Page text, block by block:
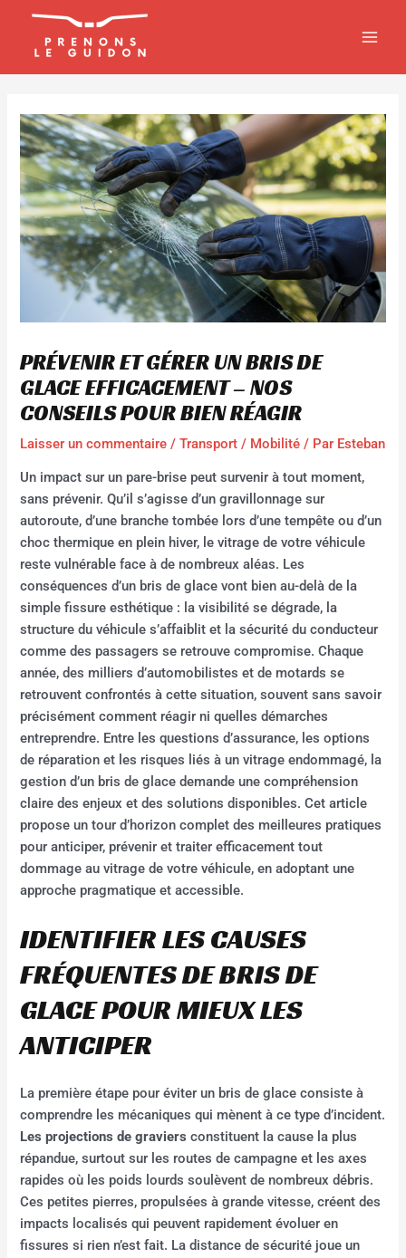
contenu
PRÉVENIR ET GÉRER UN BRIS DE
GLACE EFFICACEMENT – NOS
CONSEILS POUR BIEN RÉAGIR
Laisser un commentaire /Transport / Mobilité / Par Esteban
Un impact sur un pare-brise peut survenir à tout moment,
sans prévenir. Qu’il s’agisse d’un gravillonnage sur
autoroute, d’une branche tombée lors d’une tempête ou d’un
choc thermique en plein hiver, le vitrage de votre véhicule
reste vulnérable face à de nombreux aléas. Les
conséquences d’un bris de glace vont bien au-delà de la
simple fissure esthétique : la visibilité se dégrade, la
structure du véhicule s’affaiblit et la sécurité du conducteur
comme des passagers se retrouve compromise. Chaque
année, des milliers d’automobilistes et de motards se
retrouvent confrontés à cette situation, souvent sans savoir
précisément comment réagir ni quelles démarches
entreprendre. Entre les questions d’assurance, les options
de réparation et les risques liés à un vitrage endommagé, la
gestion d’un bris de glace demande une compréhension
claire des enjeux et des solutions disponibles. Cet article
propose un tour d’horizon complet des meilleures pratiques
pour anticiper, prévenir et traiter efficacement tout
dommage au vitrage de votre véhicule, en adoptant une
approche pragmatique et accessible.
IDENTIFIER LES CAUSES
FRÉQUENTES DE BRIS DE
GLACE POUR MIEUX LES
ANTICIPER
La première étape pour éviter un bris de glace consiste à
comprendre les mécaniques qui mènent à ce type d’incident.
Les projections de graviers constituent la cause la plus
répandue, surtout sur les routes de campagne et les axes
rapides où les poids lourds soulèvent de nombreux débris.
Ces petites pierres, propulsées à grande vitesse, créent des
impacts localisés qui peuvent rapidement évoluer en
fissures si rien n’est fait. La distance de sécurité joue un